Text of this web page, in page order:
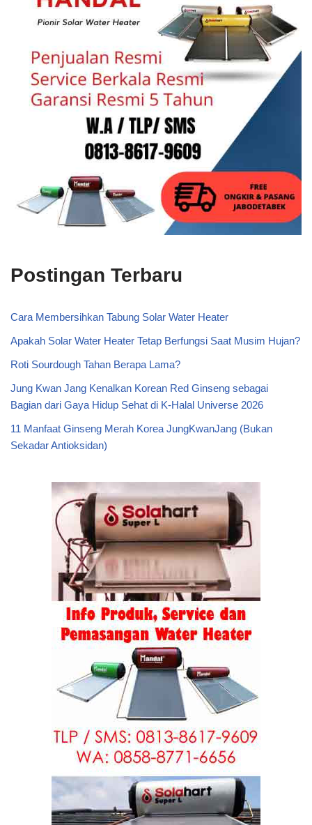
Postingan Terbaru
Cara Membersihkan Tabung Solar Water Heater
Apakah Solar Water Heater Tetap Berfungsi Saat Musim Hujan?
Roti Sourdough Tahan Berapa Lama?
Jung Kwan Jang Kenalkan Korean Red Ginseng sebagai
Bagian dari Gaya Hidup Sehat di K-Halal Universe 2026
11 Manfaat Ginseng Merah Korea JungKwanJang (Bukan
Sekadar Antioksidan)